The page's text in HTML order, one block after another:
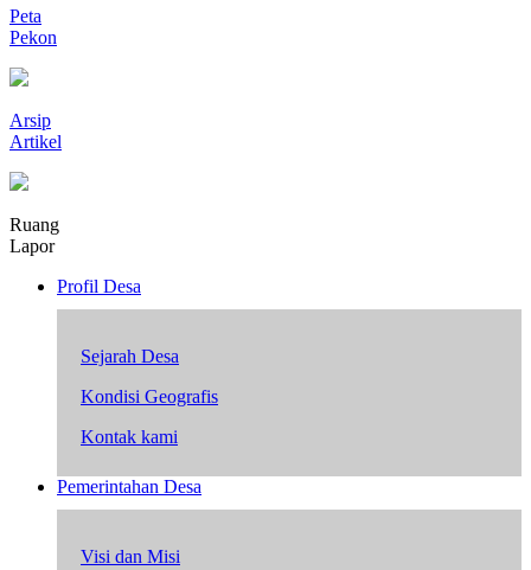
Peta
Pekon
Arsip
Artikel
Ruang
Lapor
Profil Desa
Sejarah Desa
Kondisi Geografis
Kontak kami
Pemerintahan Desa
Visi dan Misi